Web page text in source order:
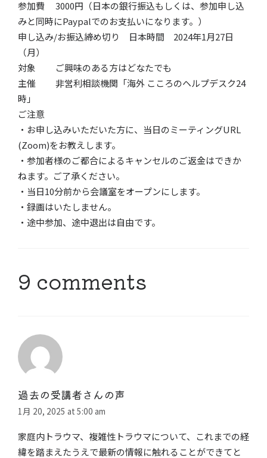
参加費 3000円（日本の銀行振込もしくは、参加申し込
みと同時にPaypalでのお支払いになります。）
申し込み/お振込締め切り 日本時間 2024年1月27日
（月）
対象 ご興味のある方はどなたでも
主催 非営利相談機関「海外 こころのヘルプデスク24
時」
ご注意
・お申し込みいただいた方に、当日のミーティングURL
(Zoom)をお教えします。
・参加者様のご都合によるキャンセルのご返金はできか
ねます。ご了承ください。
・​当日10分前から会議室をオープンにします。
・録画はいたしません。
・途中参加、途中退出は自由です。
9 comments
過去の受講者さんの声
1月 20, 2025 at 5:00 am
家庭内トラウマ、複雑性トラウマについて、これまでの経
緯を踏まえたうえで最新の情報に触れることができてと